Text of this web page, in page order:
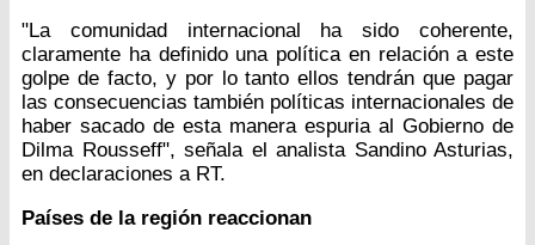
"La comunidad internacional ha sido coherente,
claramente ha definido una política en relación a este
golpe de facto, y por lo tanto ellos tendrán que pagar
las consecuencias también políticas internacionales de
haber sacado de esta manera espuria al Gobierno de
Dilma Rousseff", señala el analista Sandino Asturias,
en declaraciones a RT.
Países de la región reaccionan